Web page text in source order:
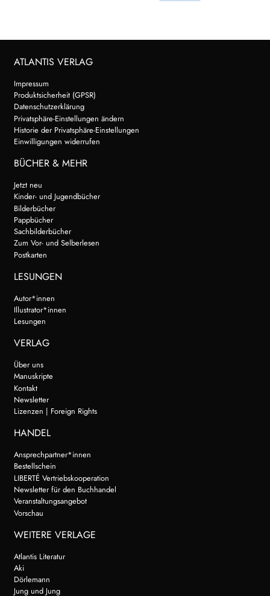
ATLANTIS VERLAG
Impressum
Produktsicherheit (GPSR)
Datenschutzerklärung
Privatsphäre-Einstellungen ändern
Historie der Privatsphäre-Einstellungen
Einwilligungen widerrufen
BÜCHER & MEHR
Jetzt neu
Kinder- und Jugendbücher
Bilderbücher
Pappbücher
Sachbilderbücher
Zum Vor- und Selberlesen
Postkarten
LESUNGEN
Autor*innen
Illustrator*innen
Lesungen
VERLAG
Über uns
Manuskripte
Kontakt
Newsletter
Lizenzen | Foreign Rights
HANDEL
Ansprechpartner*innen
Bestellschein
LIBERTÉ Vertriebskooperation
Newsletter für den Buchhandel
Veranstaltungsangebot
Vorschau
WEITERE VERLAGE
Atlantis Literatur
Aki
Dörlemann
Jung und Jung